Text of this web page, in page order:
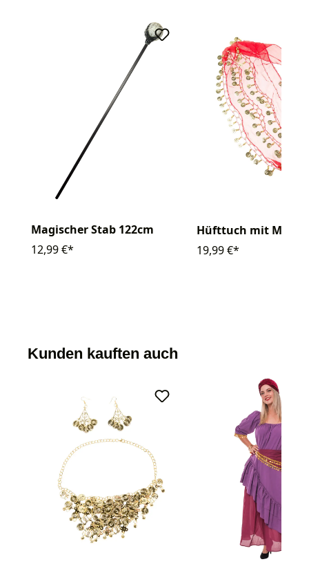
Magischer Stab 122cm
12,99 €*
Hüfttuch mit
19,99 €*
Kunden kauften auch